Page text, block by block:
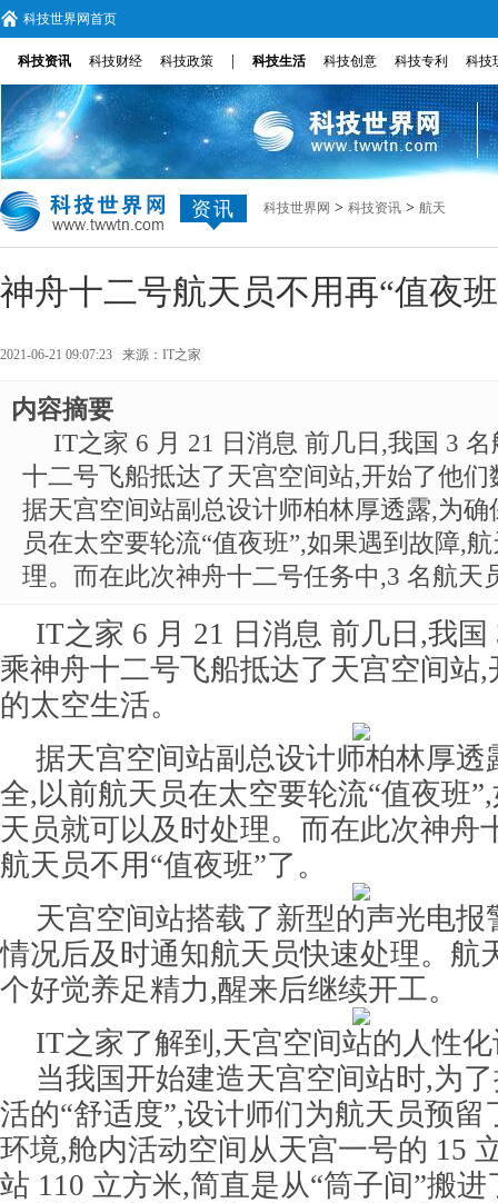
科技世界网首页
科技资讯 科技财经 科技政策 科技生活 科技创意 科技专利 科技
资讯 科技世界网 > 科技资讯 > 航天
神舟十二号航天员不用再“值夜
2021-06-21 09:07:23 来源： IT之家
内容摘要
IT之家 6 月 21 日消息 前几日,我国 3
十二号飞船抵达了天宫空间站,开始了他
据天宫空间站副总设计师柏林厚透露,为
员在太空要轮流“值夜班”,如果遇到故障,
理。而在此次神舟十二号任务中,3 名航天
IT之家 6 月 21 日消息 前几日,我
乘神舟十二号飞船抵达了天宫空间站
的太空生活。
据天宫空间站副总设计师柏林厚透
全,以前航天员在太空要轮流“值夜班
天员就可以及时处理。而在此次神舟
航天员不用“值夜班”了 。
天宫空间站搭载了新型的声光电报
情况后及时通知航天员快速处理。航
个好觉养足精力,醒来后继续开工。
IT之家了解到,天宫空间站的人性
当我国开始建造天宫空间站时,为
活的“舒适度”,设计师们为航天员预
环境,舱内活动空间从天宫一号的 15
站 110 立方米,简直是从“筒子间”搬进